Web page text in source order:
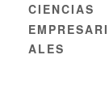
CIENCIAS
EMPRESARI
ALES